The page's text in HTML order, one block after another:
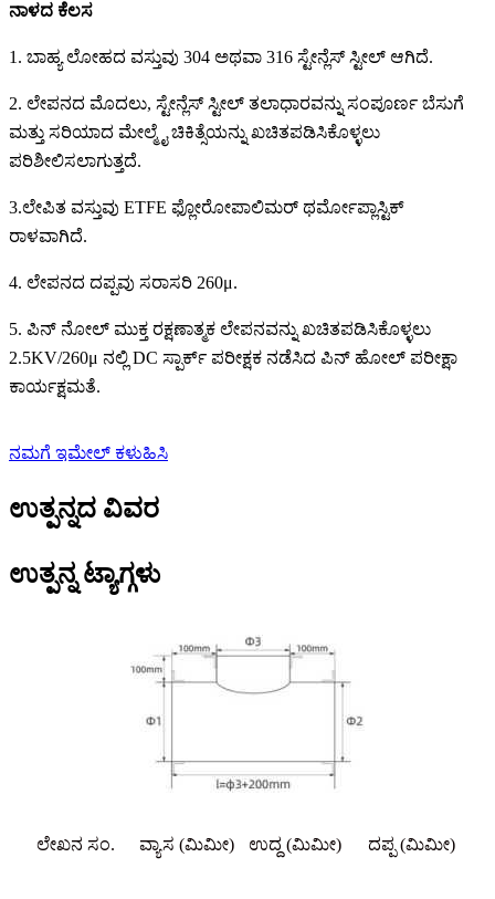
ನಾಳದ ಕೆಲಸ
1. ಬಾಹ್ಯ ಲೋಹದ ವಸ್ತುವು 304 ಅಥವಾ 316 ಸ್ಟೇನ್ಲೆಸ್ ಸ್ಟೀಲ್ ಆಗಿದೆ.
2. ಲೇಪನದ ಮೊದಲು, ಸ್ಟೇನ್ಲೆಸ್ ಸ್ಟೀಲ್ ತಲಾಧಾರವನ್ನು ಸಂಪೂರ್ಣ ಬೆಸುಗೆ
ಮತ್ತು ಸರಿಯಾದ ಮೇಲ್ಮೈ ಚಿಕಿತ್ಸೆಯನ್ನು ಖಚಿತಪಡಿಸಿಕೊಳ್ಳಲು
ಪರಿಶೀಲಿಸಲಾಗುತ್ತದೆ.
3.ಲೇಪಿತ ವಸ್ತುವು ETFE ಫ್ಲೋರೋಪಾಲಿಮರ್ ಥರ್ಮೋಪ್ಲಾಸ್ಟಿಕ್
ರಾಳವಾಗಿದೆ.
4. ಲೇಪನದ ದಪ್ಪವು ಸರಾಸರಿ 260μ.
5. ಪಿನ್ ನೋಲ್ ಮುಕ್ತ ರಕ್ಷಣಾತ್ಮಕ ಲೇಪನವನ್ನು ಖಚಿತಪಡಿಸಿಕೊಳ್ಳಲು
2.5KV/260μ ನಲ್ಲಿ DC ಸ್ಪಾರ್ಕ್ ಪರೀಕ್ಷಕ ನಡೆಸಿದ ಪಿನ್ ಹೋಲ್ ಪರೀಕ್ಷಾ
ಕಾರ್ಯಕ್ಷಮತೆ.
ನಮಗೆ ಇಮೇಲ್ ಕಳುಹಿಸಿ
ಉತ್ಪನ್ನದ ವಿವರ
ಉತ್ಪನ್ನ ಟ್ಯಾಗ್ಗಳು
ಲೇಖನ ಸಂ. ವ್ಯಾಸ (ಮಿಮೀ) ಉದ್ದ (ಮಿಮೀ) ದಪ್ಪ (ಮಿಮೀ)